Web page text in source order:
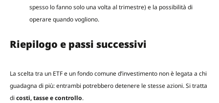
spesso lo fanno solo una volta al trimestre) e la possibilità di
operare quando vogliono.
Riepilogo e passi successivi
La scelta tra un ETF e un fondo comune d’investimento non è legata a chi
guadagna di più: entrambi potrebbero detenere le stesse azioni. Si tratta
di costi, tasse e controllo.